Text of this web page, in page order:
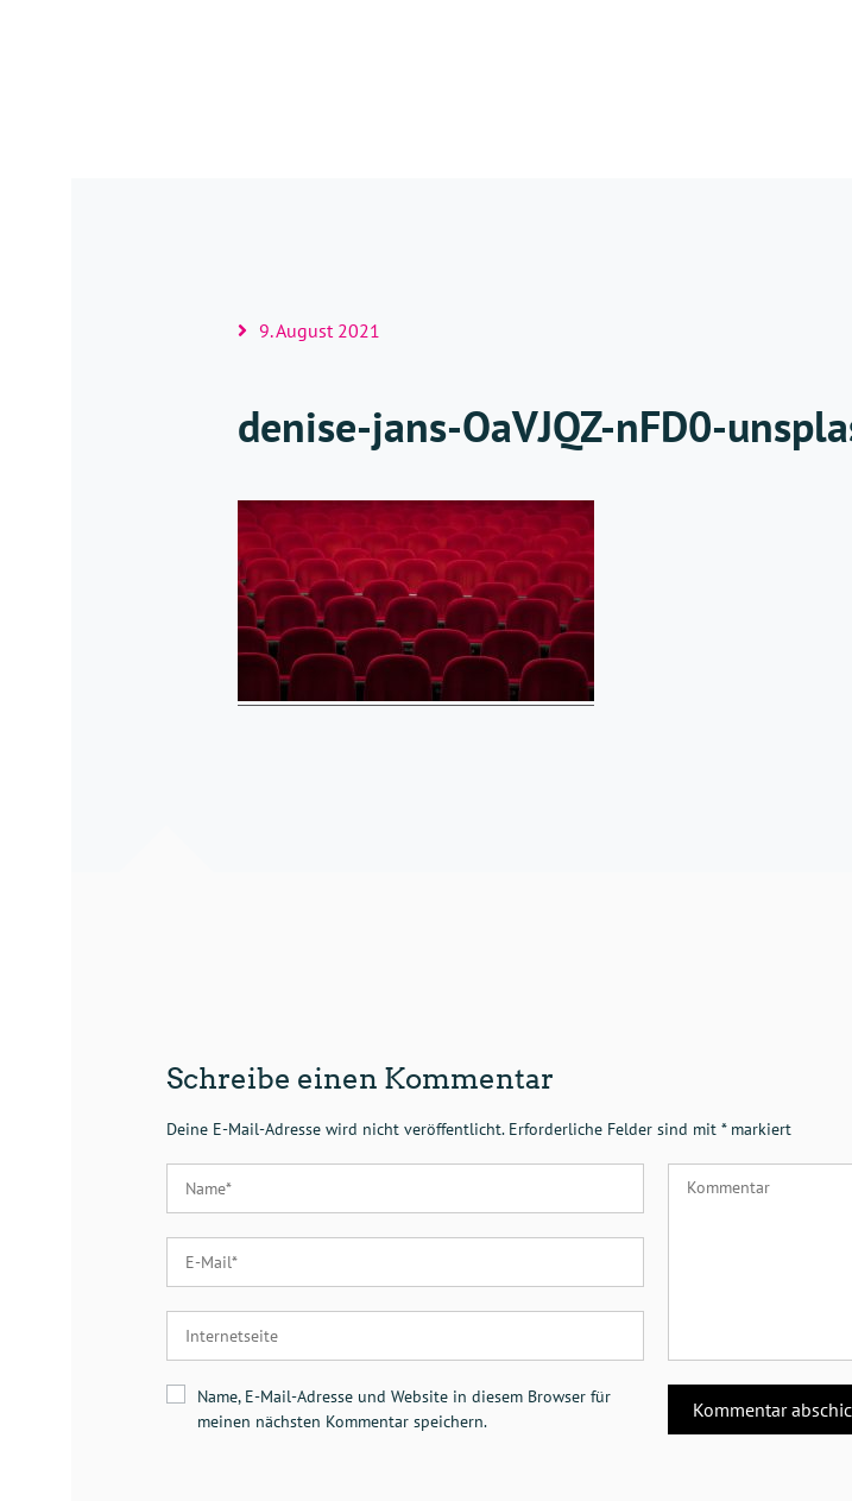
9. August 2021
denise-jans-OaVJQZ-nFD0-
Schreibe einen Kommentar
Deine E-Mail-Adresse wird nicht veröffentlicht. Erforderliche Felder sind mit *markiert
Name, E-Mail-Adresse und Website in diesem Browser für
meinen nächsten Kommentar speichern.